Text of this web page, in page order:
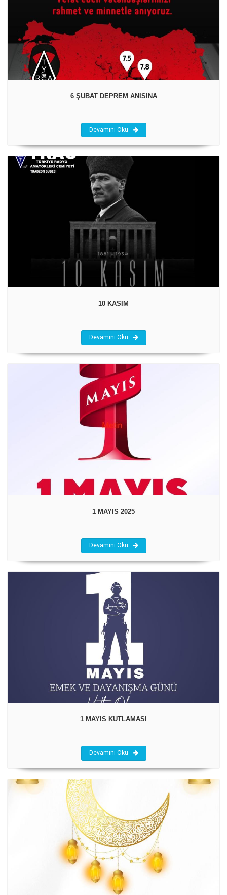
6 ŞUBAT DEPREM ANISINA
Devamını Oku
10 KASIM
Devamını Oku
1 MAYIS 2025
Devamını Oku
1 MAYIS KUTLAMASI
Devamını Oku